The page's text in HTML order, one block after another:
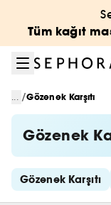
Tüm kağıt
... /Gözenek Karşıtı
Gözenek
Hızlı
Gözenek Karşıtı